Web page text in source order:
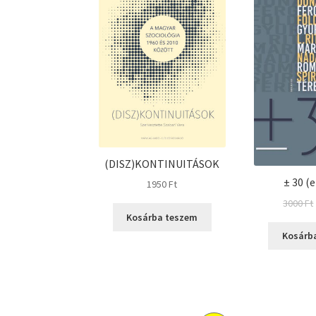
(DISZ)KONTINUITÁSOK
1950Ft
Kosárba teszem
± 30
3000Ft